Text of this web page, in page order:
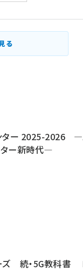
る
ンター 2025-2026
ター新時代―
ズ 続・5G教科書